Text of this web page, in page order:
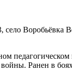
Воробьёвка
войны. Ранен в